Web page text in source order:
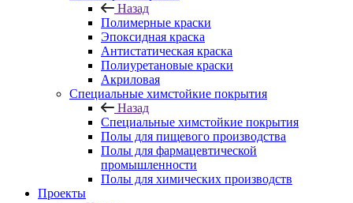
Назад
Полимерные краски
Эпоксидная краска
Антистатическая краска
Полиуретановые краски
Акриловая
Специальные химстойкие покрытия
Назад
Специальные химстойкие покрытия
Полы для пищевого производства
Полы для фармацевтической
промышленности
Полы для химических производств
Проекты